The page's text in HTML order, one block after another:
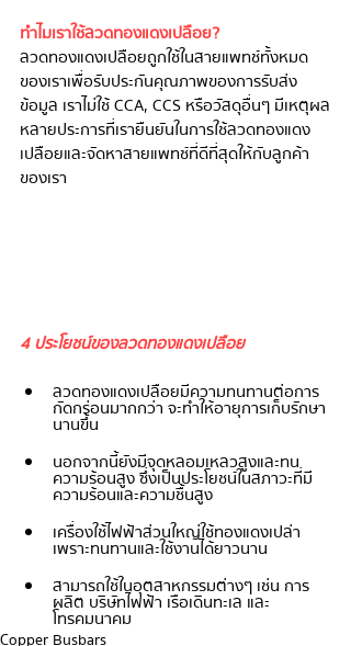
ทำไมเราใช้ลวดทองแดงเปลือย?
ลวดทองแดงเปลือยถูกใช้ในสายแพทช์ทั้งหมด
ของเราเพื่อรับประกันคุณภาพของการรับส่ง
ข้อมูล เราไม่ใช้ CCA, CCS หรือวัสดุอื่นๆ มีเหตุผล
หลายประการที่เรายืนยันในการใช้ลวดทองแดง
เปลือยและจัดหาสายแพทช์ที่ดีที่สุดให้กับลูกค้า
ของเรา
4 ประโยชน์ของลวดทองแดงเปลือย
ลวดทองแดงเปลือยมีความทนทานต่อการ
กัดกร่อนมากกว่า จะทำให้อายุการเก็บรักษา
นานขึ้น
นอกจากนี้ยังมีจุดหลอมเหลวสูงและทน
ความร้อนสูง ซึ่งเป็นประโยชน์ในสภาวะที่มี
ความร้อนและความชื้นสูง
เครื่องใช้ไฟฟ้าส่วนใหญ่ใช้ทองแดงเปล่า
เพราะทนทานและใช้งานได้ยาวนาน
สามารถใช้ในอุตสาหกรรมต่างๆ เช่น การ
ผลิต บริษัทไฟฟ้า เรือเดินทะเล และ
โทรคมนาคม
Copper Busbars